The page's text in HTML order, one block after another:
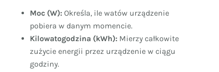
Moc (W):Określa, ile watów urządzenie
pobiera w danym momencie.
Kilowatogodzina (kWh):Mierzy całkowite
zużycie energii przez urządzenie w ciągu
godziny.